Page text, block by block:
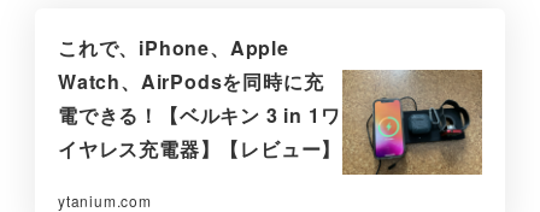
これで、iPhone、Apple
Watch、AirPodsを同時に充
電できる！【ベルキン 3 in 1ワ
イヤレス充電器】【レビュー】
ytanium.com